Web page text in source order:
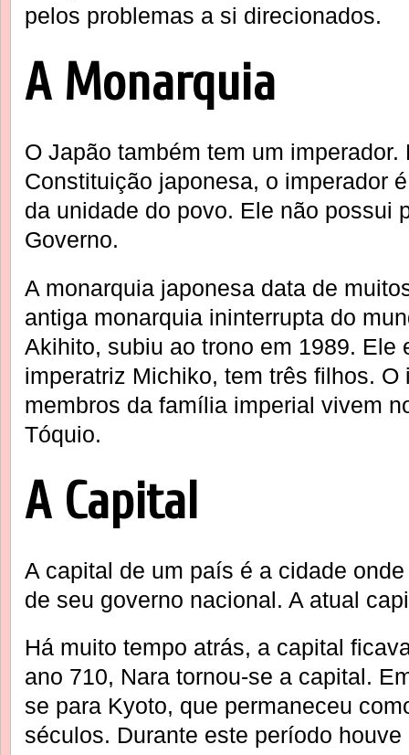
pelos problemas a si direcionados.
A Monarquia
O Japão também tem um imperador.
Constituição japonesa, o imperador
da unidade do povo. Ele não possui
Governo.
A monarquia japonesa data de
antiga monarquia ininterrupta do
Akihito, subiu ao trono em 1989. Ele
imperatriz Michiko, tem três filhos. O
membros da família imperial vivem
Tóquio.
A Capital
A capital de um país é a cidade
de seu governo nacional. A atual
Há muito tempo atrás, a capital
ano 710, Nara tornou-se a capital.
se para Kyoto, que permaneceu
séculos. Durante este período